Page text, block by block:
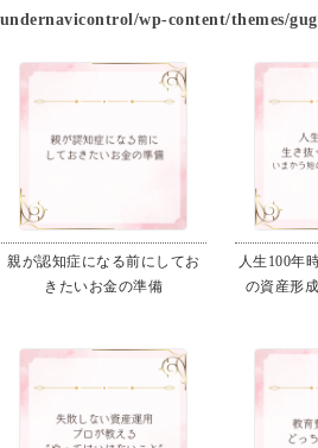
wp-content/themes/
親が認知症になる前にしてお
きたいお金の準備
人生100年
の資産形